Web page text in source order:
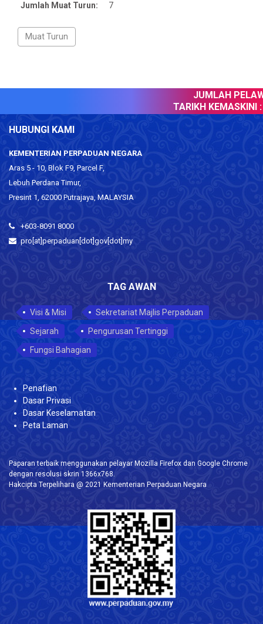
Jumlah Muat Turun:
7
JUMLAH
TARIKH KEMASKINI :
HUBUNGI KAMI
KEMENTERIAN PERPADUAN NEGARA
Aras 5 - 10, Blok F9, Parcel F,
Lebuh Perdana Timur,
Presint 1, 62000 Putrajaya, MALAYSIA
+603-8091 8000
pro[at]perpaduan[dot]gov[dot]my
TAG AWAN
Visi & Misi
Sekretariat Majlis Perpaduan
Sejarah
Pengurusan Tertinggi
Fungsi Bahagian
Penafian
Dasar Privasi
Dasar Keselamatan
Peta Laman
Paparan terbaik menggunakan pelayar Mozilla Firefox dan Google Chrome
dengan resolusi skrin 1366x768.
Hakcipta Terpelihara @ 2021 Kementerian Perpaduan Negara